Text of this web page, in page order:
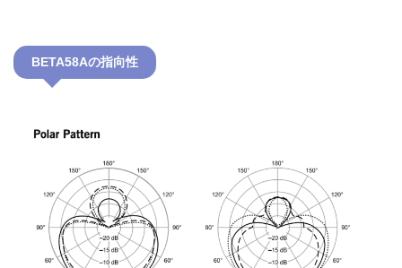
BETA58Aの指向性